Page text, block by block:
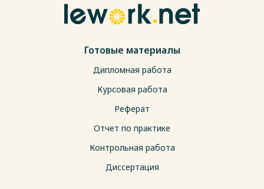
Готовые материалы
Дипломная работа
Курсовая работа
Реферат
Отчет по практике
Контрольная работа
Диссертация